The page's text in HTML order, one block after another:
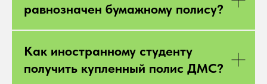
равнозначен бумажному полису?
Как иностранному студенту
получить купленный полис ДМС?